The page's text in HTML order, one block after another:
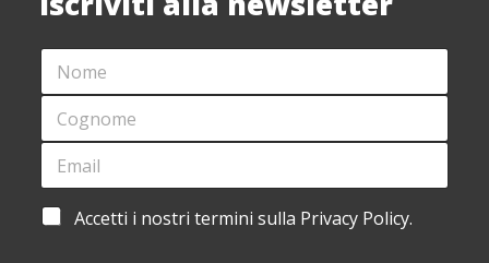
*
M
I
C
N
M
*
C
G
O
E
E
A
I
L
A
Accetti i nostri termini sulla Privacy Policy.